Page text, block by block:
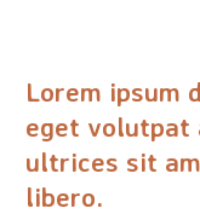
Lorem ipsum
eget volutpat
ultrices sit
libero.